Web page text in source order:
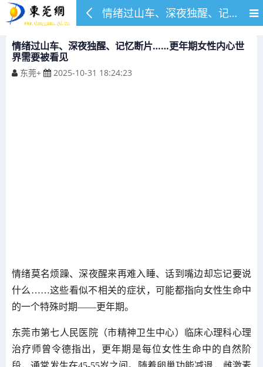
情绪过山车、深夜独醒、记忆断片……更年期女性内心世界需要被看见
情绪过山车、深夜独醒、记忆断片……更年期女性内心世
界需要被看见
东莞+ 2025-10-31 18:24:23
情绪莫名烦躁、深夜醒来再难入睡、话到嘴边却忘记要说
什么……这些看似不相关的症状，可能都指向女性生命中
的一个特殊时期——更年期。
东莞市第七人民医院（市精神卫生中心）临床心理科心理
治疗师曾令德指出，更年期是每位女性生命中的自然阶